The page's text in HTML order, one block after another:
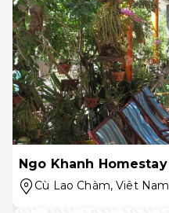
Ngo Khanh Homestay
Cù Lao Chàm, Viêt Nam